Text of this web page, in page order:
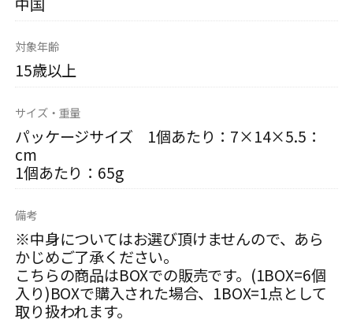
対象年齢
15歳以上
サイズ・重量
パッケージサイズ 1個あたり：7×14×5.5：
cm
1個あたり：65g
備考
※中身についてはお選び頂けませんので、あら
かじめご了承ください。
こちらの商品はBOXでの販売です。(1BOX=6個
入り)BOXで購入された場合、1BOX=1点として
取り扱われます。